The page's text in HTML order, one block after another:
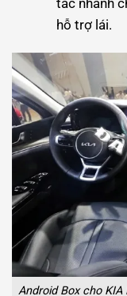
tác nhanh
hỗ trợ lái.
Android Box cho